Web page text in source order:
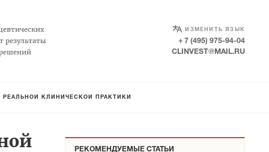
результаты
ИЗМЕНИТЬ ЯЗЫК
SELECT LANGUAGE
+ 7 (495) 975-94-04
CLINVEST@MAIL.RU
КЛИНИЧЕСКОЙ ПРАКТИКИ
РЕКОМЕНДУЕМЫЕ СТАТЬИ